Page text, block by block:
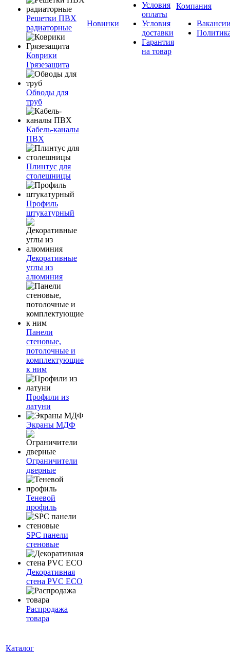
Решетки ПВХ
радиаторные
Коврики
Грязезащита
Обводы для
труб
Кабель-каналы
ПВХ
Плинтус для
столешницы
Профиль
штукатурный
Декоративные
углы из
алюминия
Панели
стеновые,
потолочные и
комплектующие
к ним
Профили из
латуни
Экраны МДФ
Ограничители
дверные
Теневой
профиль
SPC панели
стеновые
Декоративная
стена PVC ECO
Распродажа
товара
Новинки
Условия
оплаты
Условия
доставки
Гарантия
на товар
Компания
Каталог